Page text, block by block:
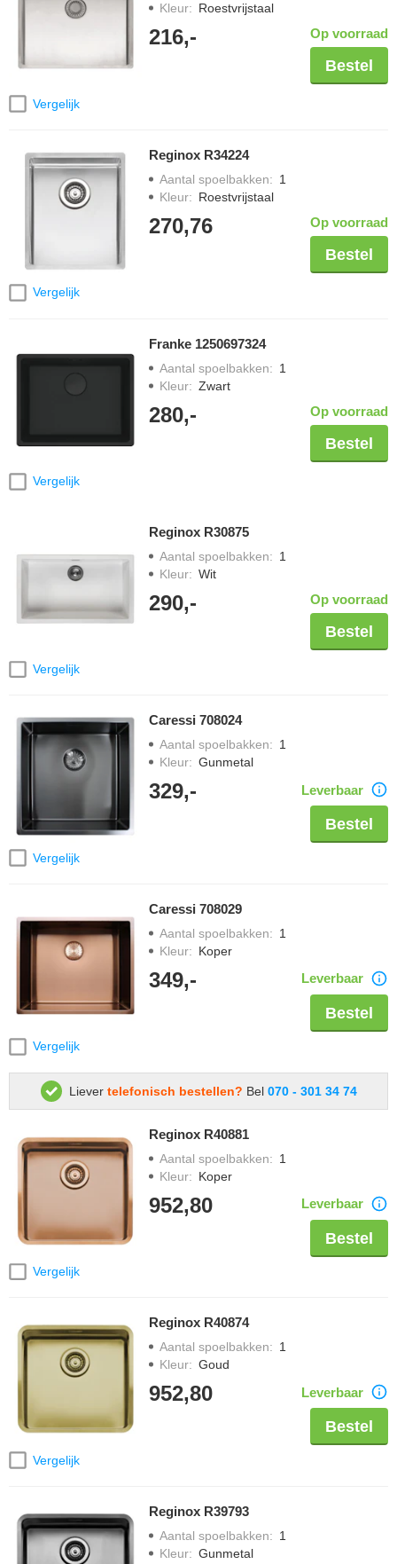
Vergelijk
Kleur: Roestvrijstaal
216,- Op voorraad
Bestel
Vergelijk
Reginox R34224
Aantal spoelbakken: 1
Kleur: Roestvrijstaal
270,76 Op voorraad
Bestel
Vergelijk
Franke 1250697324
Aantal spoelbakken: 1
Kleur: Zwart
280,- Op voorraad
Bestel
Vergelijk
Reginox R30875
Aantal spoelbakken: 1
Kleur: Wit
290,- Op voorraad
Bestel
Vergelijk
Caressi 708024
Aantal spoelbakken: 1
Kleur: Gunmetal
329,- Leverbaar
Bestel
Vergelijk
Caressi 708029
Aantal spoelbakken: 1
Kleur: Koper
349,- Leverbaar
Bestel
Liever telefonisch bestellen? Bel 070 - 301 34 74
Vergelijk
Reginox R40881
Aantal spoelbakken: 1
Kleur: Koper
952,80 Leverbaar
Bestel
Vergelijk
Reginox R40874
Aantal spoelbakken: 1
Kleur: Goud
952,80 Leverbaar
Bestel
Reginox R39793
Aantal spoelbakken: 1
Kleur: Gunmetal